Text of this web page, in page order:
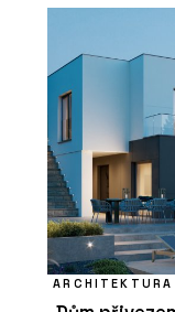
ARCHITEKTURA